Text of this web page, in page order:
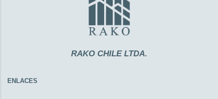
RAKO CHILE LTDA.
ENLACES